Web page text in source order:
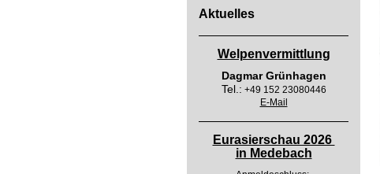
Aktuelles
Welpenvermittlung
Dagmar Grünhagen
Tel.: +49 152 23080446
E-Mail
Eurasierschau 2026
in Medebach